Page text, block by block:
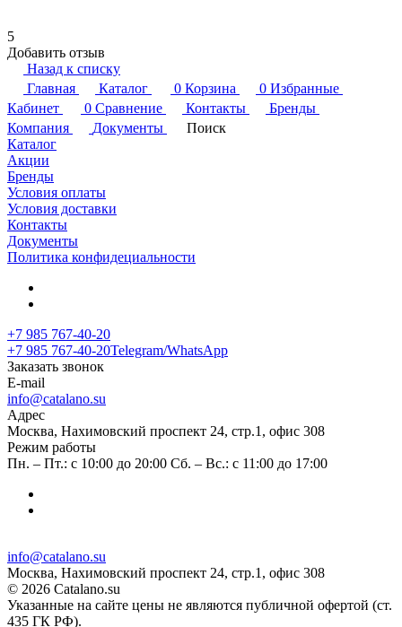
5
Добавить отзыв
Назад к списку
Главная
Каталог 0 Корзина 0 Избранные
Кабинет
0 Сравнение Контакты
Бренды
Компания
Документы
Поиск
Каталог
Акции
Бренды
Условия оплаты
Условия доставки
Контакты
Документы
Политика конфидециальности
+7 985 767-40-20
+7 985 767-40-20Telegram/WhatsApp
Заказать звонок
E-mail
info@catalano.su
Адрес
Москва, Нахимовский проспект 24, стр.1, офис 308
Режим работы
Пн. – Пт.: с 10:00 до 20:00 Сб. – Вс.: с 11:00 до 17:00
info@catalano.su
Москва, Нахимовский проспект 24, стр.1, офис 308
© 2026 Catalano.su
Указанные на сайте цены не являются публичной офертой (ст.
435 ГК РФ).